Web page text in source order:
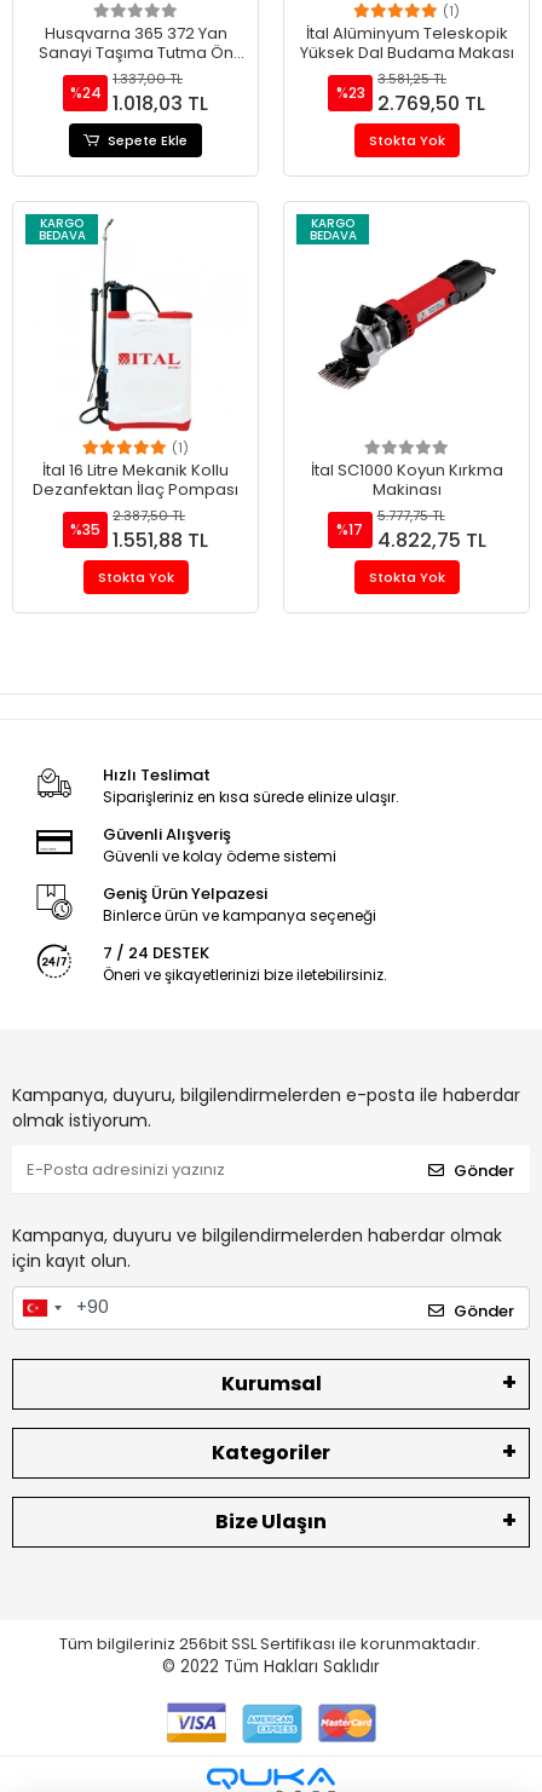
Husqvarna 365 372 Yan
Sanayi Taşıma Tutma Ön
Kolu
%24
1.337,00 TL
1.018,03 TL
Sepete Ekle
(1)
İtal Alüminyum Teleskopik
Yüksek Dal Budama Makası
%23
3.581,25 TL
2.769,50 TL
Stokta Yok
KARGO
BEDAVA
(1)
İtal 16 Litre Mekanik Kollu
Dezanfektan İlaç Pompası
%35
2.387,50 TL
1.551,88 TL
Stokta Yok
KARGO
BEDAVA
İtal SC1000 Koyun Kırkma
Makinası
%17
5.777,75 TL
4.822,75 TL
Stokta Yok
Hızlı Teslimat
Siparişleriniz en kısa sürede elinize ulaşır.
Güvenli Alışveriş
Güvenli ve kolay ödeme sistemi
Geniş Ürün Yelpazesi
Binlerce ürün ve kampanya seçeneği
7 / 24 DESTEK
Öneri ve şikayetlerinizi bize iletebilirsiniz.
Kampanya, duyuru, bilgilendirmelerden e-posta ile haberdar
olmak istiyorum.
Gönder
Kampanya, duyuru ve bilgilendirmelerden haberdar olmak
için kayıt olun.
Gönder
Kurumsal
Kategoriler
Bize Ulaşın
Tüm bilgileriniz 256bit SSL Sertifikası ile korunmaktadır.
© 2022 Tüm Hakları Saklıdır